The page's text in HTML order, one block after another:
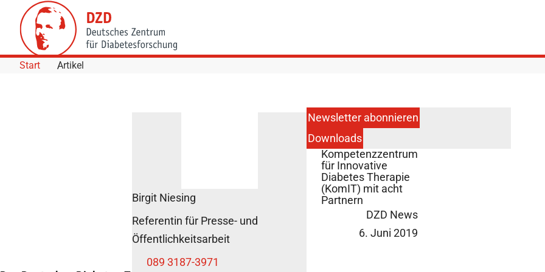
Skip to Content
Start Artikel
DDZ eröffnet neues
Kompetenzzentrum
für Innovative
Diabetes Therapie
(KomIT) mit acht
Partnern
DZD News
6. Juni 2019
Birgit Niesing
Referentin für Presse- und
Öffentlichkeitsarbeit
089 3187-3971
Newsletter abonnieren
Downloads